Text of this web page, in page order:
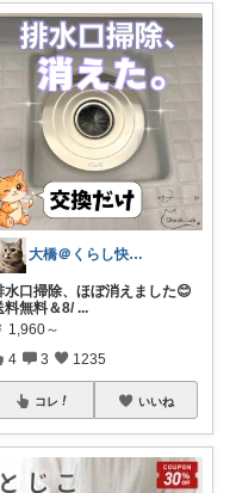
大橋＠くらし快適LAB🌿
水口掃除、ほぼ消えました😊
料無料＆8/ ...
1,960～
4 3 1235
コレ いいね